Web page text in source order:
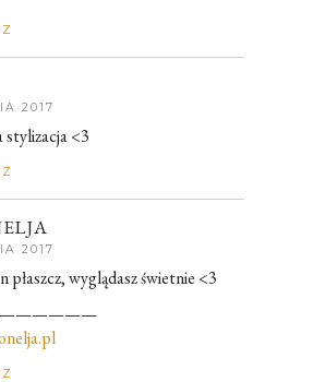
2017
stylizacja <3
2017
płaszcz, wyglądasz świetnie <3